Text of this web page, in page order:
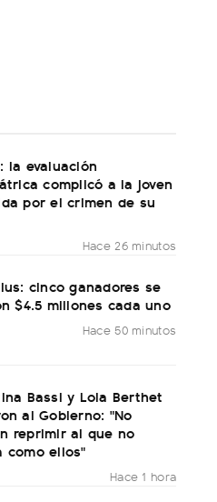
la evaluación
complicó a la joven
por el crimen de su
Hace 26 minutos
cinco ganadores se
$4.5 millones cada uno
Hace 50 minutos
Bassi y Lola Berthet
al Gobierno: "No
reprimir al que no
como ellos"
Hace 1 hora